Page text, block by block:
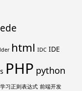
html IDC IDE
PHP python
习正则表达式 前端开发